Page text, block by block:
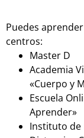
Puedes
centros:
Master D
Academia
«Cuerpo y
Escuela
Aprender»
Instituto de